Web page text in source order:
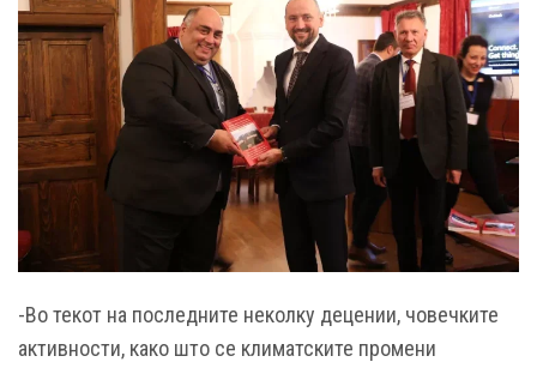
-Во текот на последните неколку децении, човечките
активности, како што се климатските промени